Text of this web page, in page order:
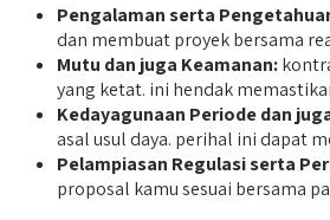
Pengalaman serta
dan membuat proyek bersama
Mutu dan juga Keamanan:
yang ketat. ini hendak
Kedayagunaan Periode dan
asal usul daya. perihal ini dapat
Pelampiasan Regulasi serta
proposal kamu sesuai bersama